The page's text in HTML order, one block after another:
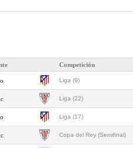
Competición
Liga (9)
Liga (22)
Liga (17)
Copa del Rey (Semifinal)